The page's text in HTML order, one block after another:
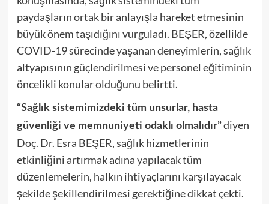
paydaşların ortak bir anlayışla hareket etmesinin
büyük önem taşıdığını vurguladı. BEŞER, özellikle
COVID-19 sürecinde yaşanan deneyimlerin, sağlık
altyapısının güçlendirilmesi ve personel eğitiminin
öncelikli konular olduğunu belirtti.
“Sağlık sistemimizdeki tüm unsurlar, hasta
güvenliği ve memnuniyeti odaklı olmalıdır”diyen
Doç. Dr. Esra BEŞER, sağlık hizmetlerinin
etkinliğini artırmak adına yapılacak tüm
düzenlemelerin, halkın ihtiyaçlarını karşılayacak
şekilde şekillendirilmesi gerektiğine dikkat çekti.